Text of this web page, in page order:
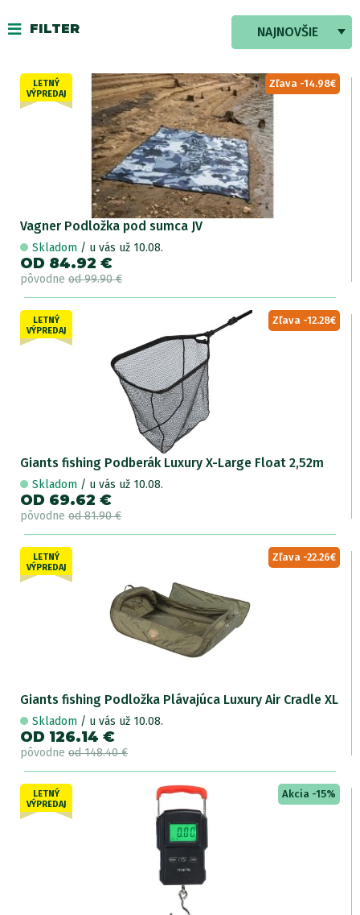
NAJNOVŠIE
FILTER
LETNÝ
VÝPREDAJ
Zľava -14.98€
Vagner Podložka pod sumca JV
Skladom / u vás už 10.08.
OD 84.92 €
pôvodne od 99.90 €
LETNÝ
VÝPREDAJ
Zľava -12.28€
Giants fishing Podberák Luxury X-Large Float 2,52m
Skladom / u vás už 10.08.
OD 69.62 €
pôvodne od 81.90 €
LETNÝ
VÝPREDAJ
Zľava -22.26€
Giants fishing Podložka Plávajúca Luxury Air Cradle XL
Skladom / u vás už 10.08.
OD 126.14 €
pôvodne od 148.40 €
LETNÝ
VÝPREDAJ
Akcia -15%